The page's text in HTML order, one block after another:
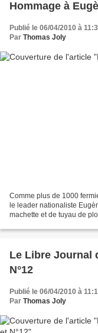
Hommage à
Publié le 06/04/2010 à
Par Thomas Joly
Comme plus de 1000
le leader nationaliste
machette et de tuyau de
Le Libre Journal
N°12
Publié le 06/04/2010 à
Par Thomas Joly